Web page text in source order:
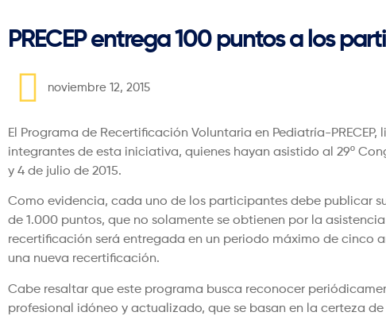
PRECEP entrega 100 puntos a los
noviembre 12, 2015
El Programa de Recertificación Voluntaria en Pediatría-
integrantes de esta iniciativa, quienes hayan asistido al 29º
y 4 de julio de 2015.
Como evidencia, cada uno de los participantes debe publicar
de 1.000 puntos, que no solamente se obtienen por la
recertificación será entregada en un periodo máximo de cinco
una nueva recertificación.
Cabe resaltar que este programa busca reconocer
profesional idóneo y actualizado, que se basan en la certeza